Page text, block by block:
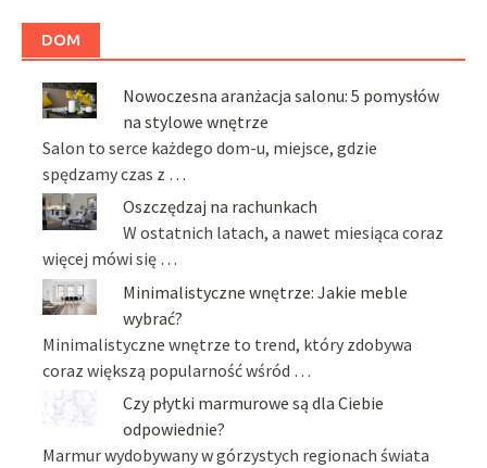
DOM
Nowoczesna aranżacja salonu: 5 pomysłów
na stylowe wnętrze
Salon to serce każdego dom-u, miejsce, gdzie
spędzamy czas z …
Oszczędzaj na rachunkach
W ostatnich latach, a nawet miesiąca coraz
więcej mówi się …
Minimalistyczne wnętrze: Jakie meble
wybrać?
Minimalistyczne wnętrze to trend, który zdobywa
coraz większą popularność wśród …
Czy płytki marmurowe są dla Ciebie
odpowiednie?
Marmur wydobywany w górzystych regionach świata